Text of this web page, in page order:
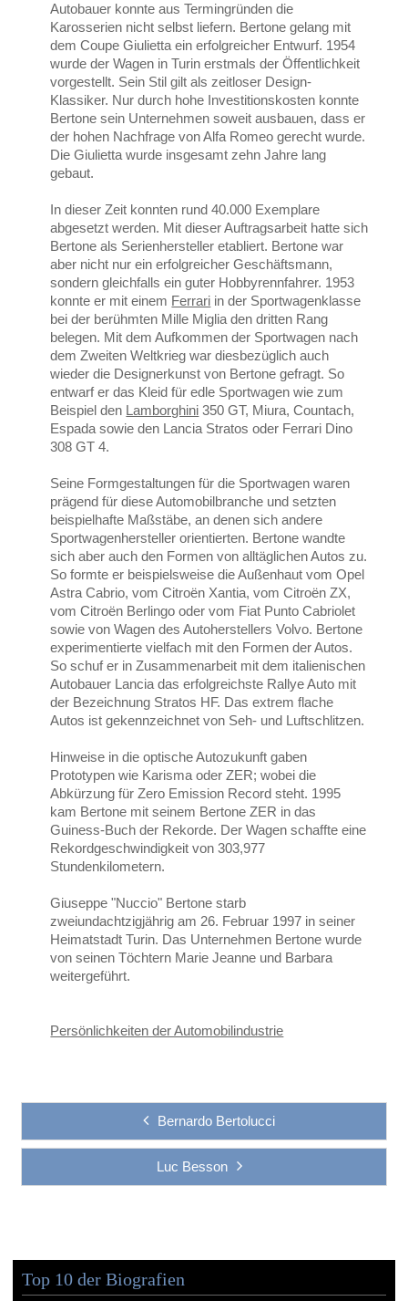
Autobauer konnte aus Termingründen die
Karosserien nicht selbst liefern. Bertone gelang mit
dem Coupe Giulietta ein erfolgreicher Entwurf. 1954
wurde der Wagen in Turin erstmals der Öffentlichkeit
vorgestellt. Sein Stil gilt als zeitloser Design-
Klassiker. Nur durch hohe Investitionskosten konnte
Bertone sein Unternehmen soweit ausbauen, dass er
der hohen Nachfrage von Alfa Romeo gerecht wurde.
Die Giulietta wurde insgesamt zehn Jahre lang
gebaut.
In dieser Zeit konnten rund 40.000 Exemplare
abgesetzt werden. Mit dieser Auftragsarbeit hatte sich
Bertone als Serienhersteller etabliert. Bertone war
aber nicht nur ein erfolgreicher Geschäftsmann,
sondern gleichfalls ein guter Hobbyrennfahrer. 1953
konnte er mit einem Ferrari in der Sportwagenklasse
bei der berühmten Mille Miglia den dritten Rang
belegen. Mit dem Aufkommen der Sportwagen nach
dem Zweiten Weltkrieg war diesbezüglich auch
wieder die Designerkunst von Bertone gefragt. So
entwarf er das Kleid für edle Sportwagen wie zum
Beispiel den Lamborghini 350 GT, Miura, Countach,
Espada sowie den Lancia Stratos oder Ferrari Dino
308 GT 4.
Seine Formgestaltungen für die Sportwagen waren
prägend für diese Automobilbranche und setzten
beispielhafte Maßstäbe, an denen sich andere
Sportwagenhersteller orientierten. Bertone wandte
sich aber auch den Formen von alltäglichen Autos zu.
So formte er beispielsweise die Außenhaut vom Opel
Astra Cabrio, vom Citroën Xantia, vom Citroën ZX,
vom Citroën Berlingo oder vom Fiat Punto Cabriolet
sowie von Wagen des Autoherstellers Volvo. Bertone
experimentierte vielfach mit den Formen der Autos.
So schuf er in Zusammenarbeit mit dem italienischen
Autobauer Lancia das erfolgreichste Rallye Auto mit
der Bezeichnung Stratos HF. Das extrem flache
Autos ist gekennzeichnet von Seh- und Luftschlitzen.
Hinweise in die optische Autozukunft gaben
Prototypen wie Karisma oder ZER; wobei die
Abkürzung für Zero Emission Record steht. 1995
kam Bertone mit seinem Bertone ZER in das
Guiness-Buch der Rekorde. Der Wagen schaffte eine
Rekordgeschwindigkeit von 303,977
Stundenkilometern.
Giuseppe "Nuccio" Bertone starb
zweiundachtzigjährig am 26. Februar 1997 in seiner
Heimatstadt Turin. Das Unternehmen Bertone wurde
von seinen Töchtern Marie Jeanne und Barbara
weitergeführt.
Persönlichkeiten der Automobilindustrie
Bernardo Bertolucci
Luc Besson
Top 10 der Biografien